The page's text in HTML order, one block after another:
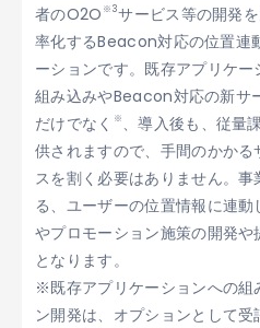
者のO2O ※3サービス等の開発
率化するBeacon対応の位置連
ーションです。既存アプリケ
組み込みやBeacon対応の新サ
だけでなく ※、導入後も、従量
供されますので、手間のかか
スを割く必要はありません。
る、ユーザーの位置情報に連
やプロモーション施策の開発
となります。
※既存アプリケーションへの組
ン開発は、オプションとして受